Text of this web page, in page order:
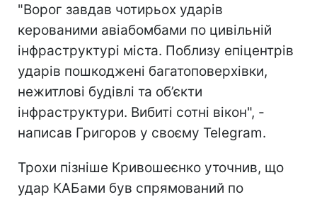
"Ворог завдав чотирьох ударів
керованими авіабомбами по цивільній
інфраструктурі міста. Поблизу епіцентрів
ударів пошкоджені багатоповерхівки,
нежитлові будівлі та об’єкти
інфраструктури. Вибиті сотні вікон", -
написав Григоров у своєму Telegram.
Трохи пізніше Кривошеєнко уточнив, що
удар КАБами був спрямований по